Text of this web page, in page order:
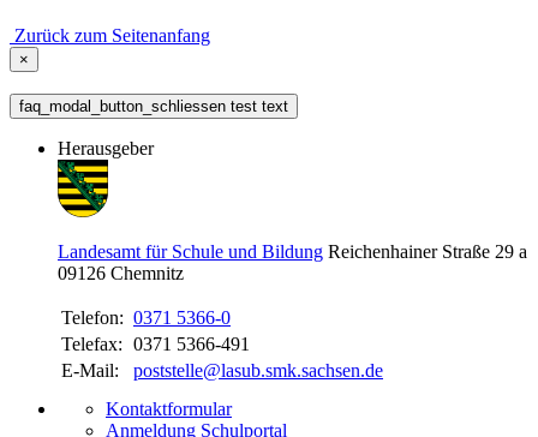
Zurück zum Seitenanfang
×
faq_modal_button_schliessen test text
Herausgeber
Landesamt für Schule und Bildung Reichenhainer Straße 29 a
09126 Chemnitz
Telefon: 0371 5366-0
Telefax: 0371 5366-491
E-Mail:
poststelle@lasub.smk.sachsen.de
Kontaktformular
Anmeldung Schulportal